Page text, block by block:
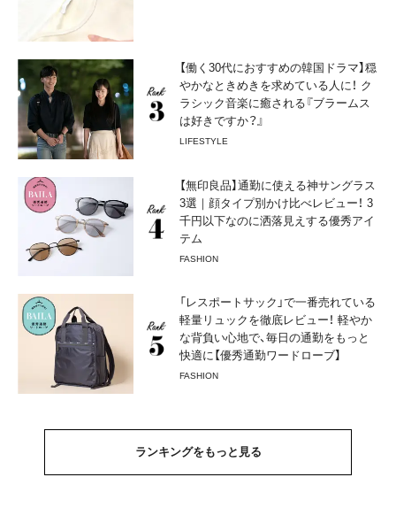
【働く30代におすすめの韓国ドラマ】穏
やかなときめきを求めている人に！ ク
ラシック音楽に癒される『ブラームス
は好きですか？』
LIFESTYLE
【無印良品】通勤に使える神サングラス
3選｜顔タイプ別かけ比べレビュー！ 3
千円以下なのに洒落見えする優秀アイ
テム
FASHION
「レスポートサック」で一番売れている
軽量リュックを徹底レビュー！ 軽やか
な背負い心地で、毎日の通勤をもっと
快適に【優秀通勤ワードローブ】
FASHION
ランキングをもっと見る